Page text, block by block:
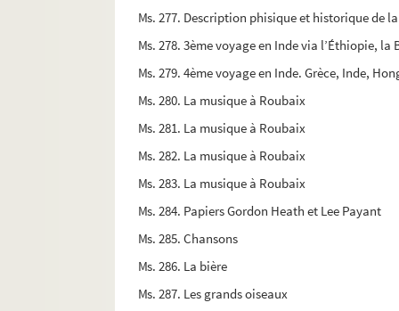
Ms. 277. Description phisique et historique de
Ms. 278. 3ème voyage en Inde via l’Éthiopie,
Ms. 279. 4ème voyage en Inde. Grèce, Inde,
Ms. 280. La musique à Roubaix
Ms. 281. La musique à Roubaix
Ms. 282. La musique à Roubaix
Ms. 283. La musique à Roubaix
Ms. 284. Papiers Gordon Heath et Lee Payant
Ms. 285. Chansons
Ms. 286. La bière
Ms. 287. Les grands oiseaux